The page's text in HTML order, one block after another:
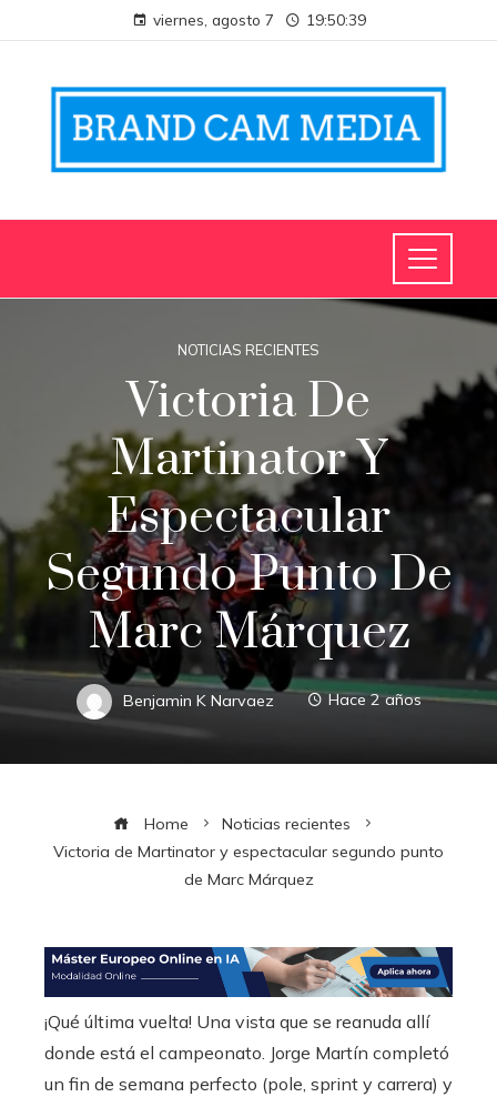
viernes, agosto 7 19:50:40
NOTICIAS RECIENTES
Victoria De
Martinator Y
Espectacular
Segundo Punto De
Marc Márquez
Benjamin K Narvaez Hace 2 años
Home
Noticias recientes
Victoria de Martinator y espectacular segundo punto
de Marc Márquez
¡Qué última vuelta! Una vista que se reanuda allí
donde está el campeonato. Jorge Martín completó
un fin de semana perfecto (pole, sprint y carrera) y